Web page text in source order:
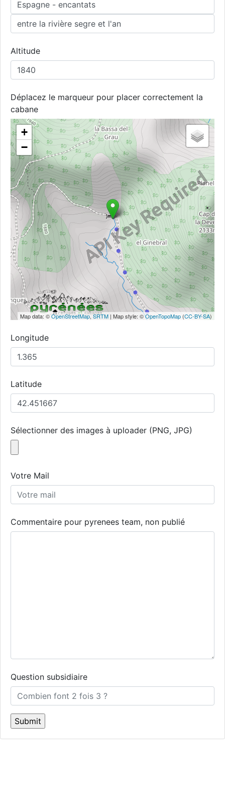
Altitude
Déplacez le marqueur pour placer correctement la
cabane
+
−
Map data: ©OpenStreetMap,SRTM | Map style: ©OpenTopoMap (CC-BY-SA)
Longitude
Latitude
Sélectionner des images à uploader (PNG, JPG)
Votre Mail
Commentaire pour pyrenees team, non publié
Question subsidiaire